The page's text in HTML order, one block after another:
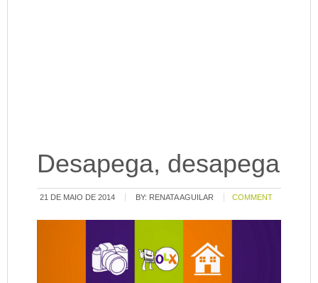
Desapega, desapega
21 DE MAIO DE 2014 BY: RENATA AGUILAR COMMENT